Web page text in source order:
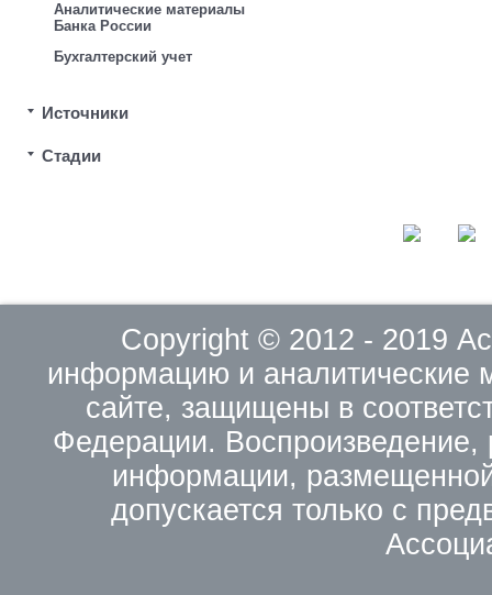
Аналитические материалы
Банка России
Бухгалтерский учет
Источники
Стадии
Copyright © 2012 - 2019
информацию и
сайте, защищены в
Федерации. Воспроизведение,
информации,
допускается только с